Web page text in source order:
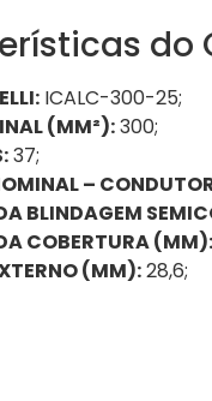
do
ICALC-300-25;
(MM²):300;
37;
–
BLINDAGEM
COBERTURA (MM):
(MM):28,6;